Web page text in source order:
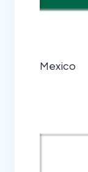
Mexico